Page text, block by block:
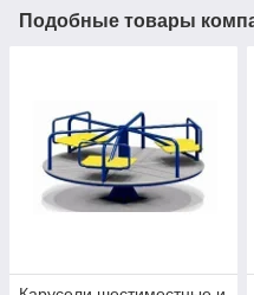
Подобные товары